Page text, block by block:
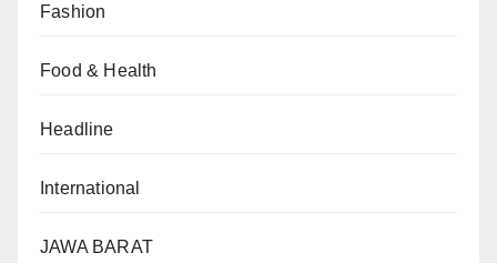
Fashion
Food & Health
Headline
International
JAWA BARAT